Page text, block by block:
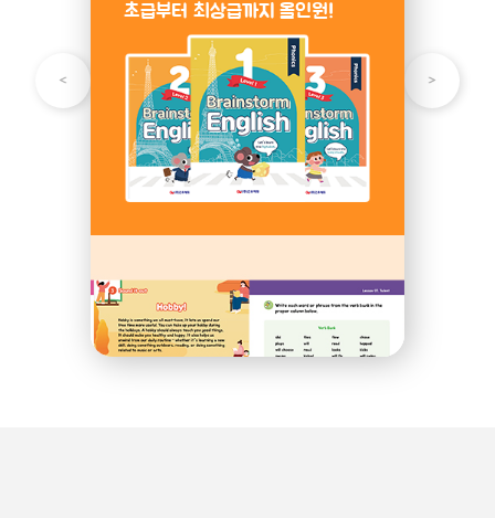
초급부터 최상급까지 올인원!
기초 영어 학습!